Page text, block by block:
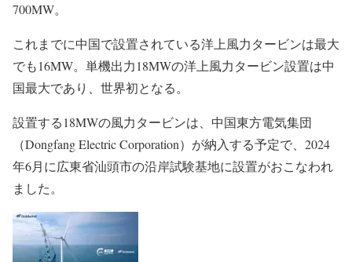
700MW。
これまでに中国で設置されている洋上風力タービンは最大
でも16MW。単機出力18MWの洋上風力タービン設置は中
国最大であり、世界初となる。
設置する18MWの風力タービンは、中国東方電気集団
（Dongfang Electric Corporation）が納入する予定で、2024
年6月に広東省汕頭市の沿岸試験基地に設置がおこなわれ
ました。